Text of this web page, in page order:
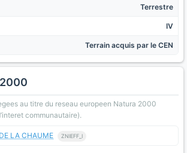
Terrestre
IV
Terrain acquis par le CEN
au titre du reseau europeen Natura 2000
communautaire).
LA CHAUME ZNIEFF_I